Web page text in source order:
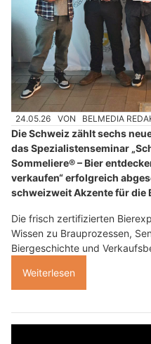
24.05.26 VON BELMEDIA
Die Schweiz zählt sechs
das Spezialistenseminar
Sommeliere® – Bier
verkaufen“ erfolgreich
schweizweit Akzente für die
Die frisch zertifizierten
Wissen zu Brauprozessen,
Biergeschichte und
Weiterlesen